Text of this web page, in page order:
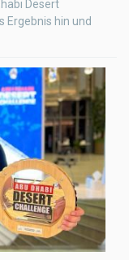
Desert
Ergebnis hin und